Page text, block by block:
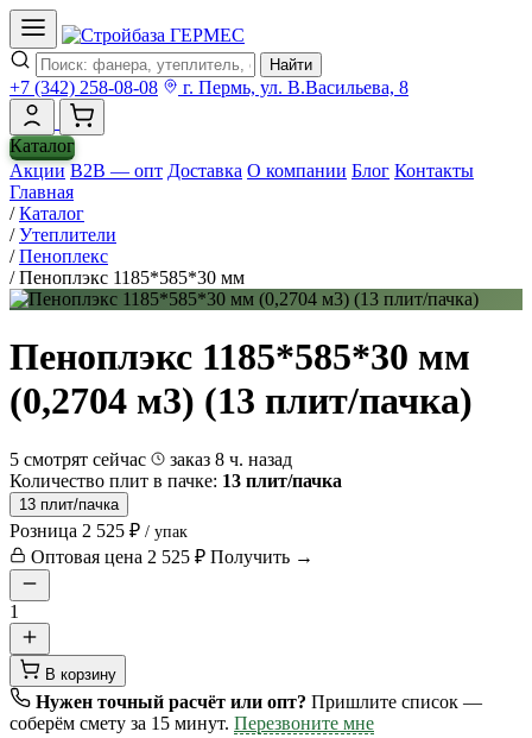
Найти
+7 (342) 258-08-08 г. Пермь, ул. В.Васильева, 8
Каталог
Акции B2B — опт Доставка О компании Блог Контакты
Главная
/ Каталог
/ Утеплители
/ Пеноплекс
/ Пеноплэкс 1185*585*30 мм
Пеноплэкс 1185*585*30 мм
(0,2704 м3) (13 плит/пачка)
5 смотрят сейчас
заказ 8 ч. назад
Количество плит в пачке: 13 плит/пачка
13 плит/пачка
Розница 2 525 ₽ / упак
Оптовая цена 2 525 ₽ Получить →
1
В корзину
Нужен точный расчёт или опт? Пришлите список —
соберём смету за 15 минут. Перезвоните мне